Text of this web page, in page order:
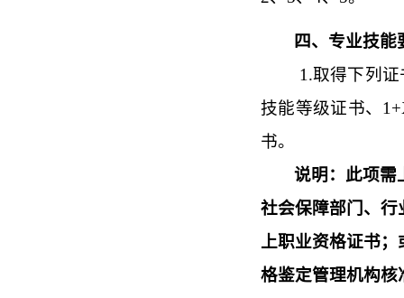
四、专业技能
1.取得下列
技能等级证书、
书。
说明：此项需
社会保障部门、行
上职业资格证书
格鉴定管理机构核